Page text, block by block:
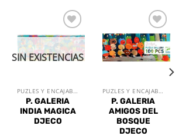
Añadir
a la
lista de
deseos
SIN EXISTENCIAS
PUZLES Y ENCAJABLES
P. GALERIA
INDIA MAGICA
DJECO
Añadir
a la
lista de
deseos
PUZLES Y ENCAJABLES
P. GALERIA
AMIGOS DEL
BOSQUE
DJECO